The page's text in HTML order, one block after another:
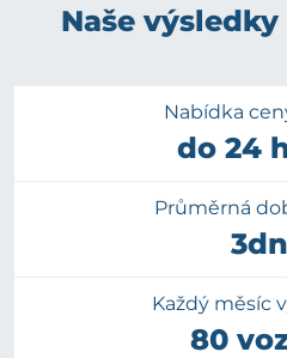
Naše
Nabídka
do 24
Průměrná
Každý měsíc
80